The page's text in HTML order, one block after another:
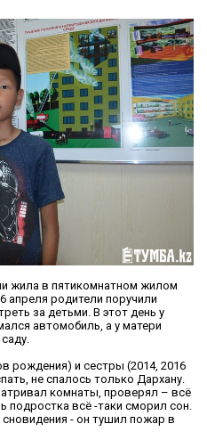
жила в пятикомнатном жилом
апреля родители поручили
за детьми. В этот день у
автомобиль, а у матери
рождения) и сестры (2014, 2016
не спалось только Дархану.
комнаты, проверял – всё
подростка всё -таки сморил сон.
- он тушил пожар в